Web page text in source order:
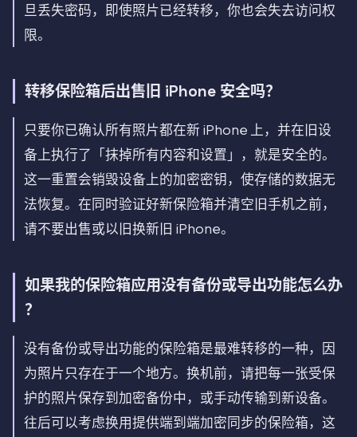
旦丢失密码，即使照片已经转移，你也会失去访问权
限。
转移保险箱后出售旧 iPhone 安全吗？
只要你已确认所有照片都在新 iPhone 上，并在旧设
备上执行了「抹掉所有内容和设置」，就是安全的。
这一重置会销毁设备上的加密密钥，使存储的数据无
法恢复。在同时验证好新保险箱并清空旧手机之前，
请不要出售或以旧换新旧 iPhone。
如果我的保险箱应用没有备份或导出功能怎么办
？
没有备份或导出功能的保险箱是最难转移的一种，因
为照片只存在于一个地方。换机前，请把每一张受保
护的照片保存到加密备份中，或手动传输到新设备。
往后可以考虑换用提供端到端加密同步的保险箱，这